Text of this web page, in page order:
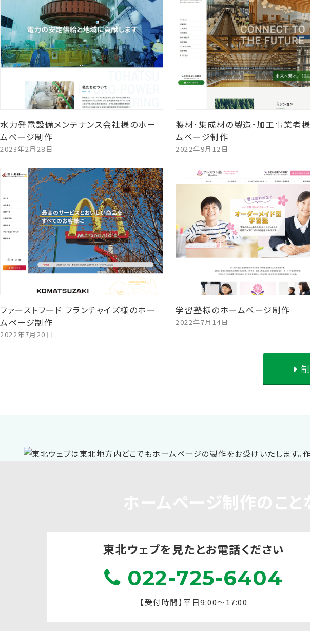
水力発電設備メンテナンス会社様のホー
ムページ制作
2023年2月28日
製材･集成材の製造･加工事業者
ムページ制作
2022年9月12日
ファーストフード フランチャイズ様のホー
ムページ制作
2022年7月20日
学習塾様のホームページ制作
2022年7月14日
東北ウェブを見たとお電話ください
022-725-6404
【受付時間】平日9:00～17:00